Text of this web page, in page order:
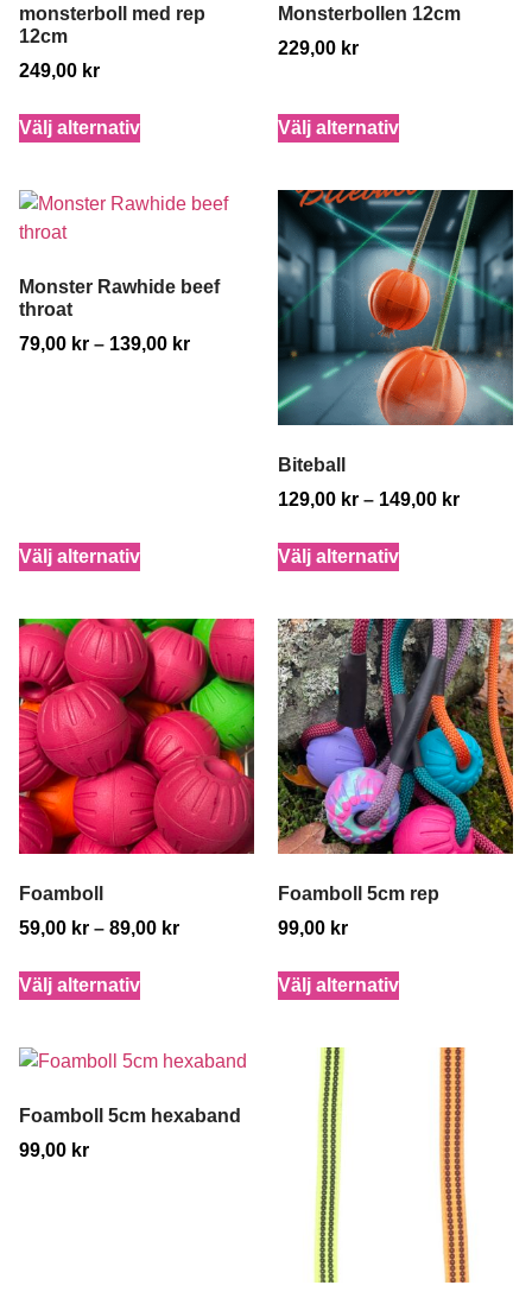
monsterboll med rep
12cm
249,00 kr
Välj alternativ
Monsterbollen 12cm
229,00 kr
Välj alternativ
Monster Rawhide beef
throat
79,00 kr – 139,00 kr
Välj alternativ
Biteball
129,00 kr – 149,00 kr
Välj alternativ
Foamboll
59,00 kr – 89,00 kr
Välj alternativ
Foamboll 5cm rep
99,00 kr
Välj alternativ
Foamboll 5cm hexaband
99,00 kr